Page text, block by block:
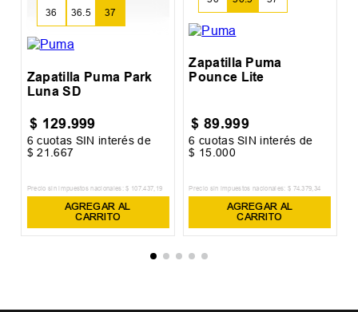
36 36.5 37
Zapatilla Puma Park
Luna SD
$ 129.999
6 cuotas SIN interés de
$ 21 .667
Precio sin impuestos nacionales: $ 107.437 19
AGREGAR AL
CARRITO
Zapatilla Puma
Pounce Lite
$ 89.999
6 cuotas SIN interés de
$ 15 000
Precio sin impuestos nacionales: $ 74 .379 34
AGREGAR AL
CARRITO